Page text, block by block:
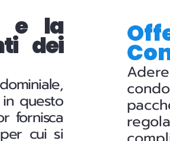
la
dei
questo
fornisca
cui si